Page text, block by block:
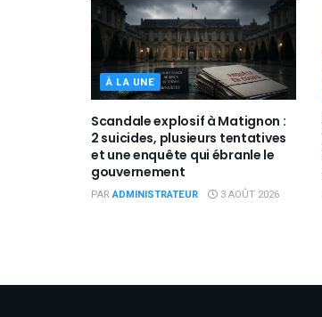
À LA UNE
Scandale explosif à Matignon :
2 suicides, plusieurs tentatives
et une enquête qui ébranle le
gouvernement
PAR ADMINISTRATEUR 3 AOÛT 2026